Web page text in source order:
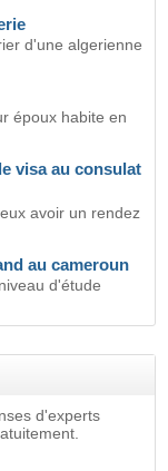
d'une algerienne
époux habite en
visa au consulat
avoir un rendez
au cameroun
d'étude
d'experts